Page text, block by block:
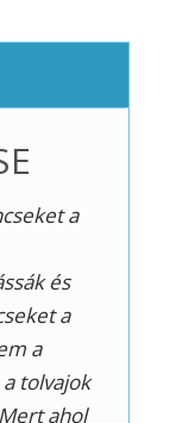
a
és
a
a
tolvajok
ahol